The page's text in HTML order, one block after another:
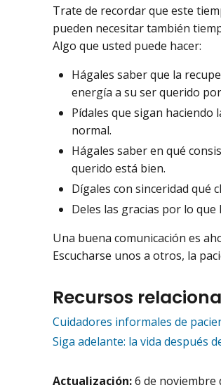
Trate de recordar que este
pueden necesitar también
Algo que usted puede hacer:
Hágales saber que la
energía a su ser querido
Pídales que sigan
normal.
Hágales saber en qué
querido está bien.
Dígales con sinceridad qué
Deles las gracias por lo
Una buena comunicación es
Escucharse unos a otros, la
Recursos
Cuidadores informales de
Siga adelante: la vida después
Actualización:6 de noviembre